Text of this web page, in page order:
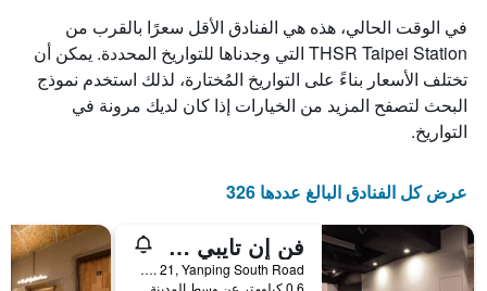
في الوقت الحالي، هذه هي الفنادق الأقل سعرًا بالقرب من
THSR Taipei Station التي وجدناها للتواريخ المحددة. يمكن أن
تختلف الأسعار بناءً على التواريخ المُختارة، لذلك استخدم نموذج
البحث لتصفح المزيد من الخيارات إذا كان لديك مرونة في
التواريخ.
عرض كل الفنادق البالغ عددها 326
فن إن تايبي هوستل
2F, No. 21, Yanping South Road, مدينة تايبيه, تايوان